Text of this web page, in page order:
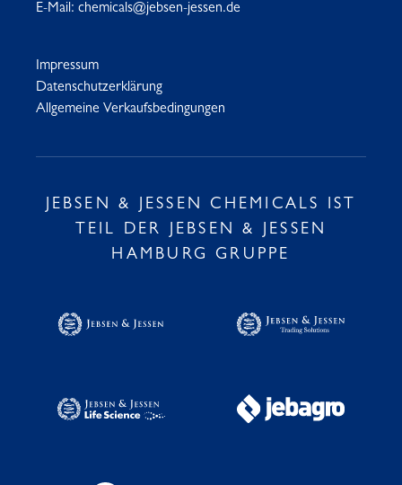
E-Mail: chemicals@jebsen-jessen.de
Impressum
Datenschutzerklärung
Allgemeine Verkaufsbedingungen
JEBSEN & JESSEN CHEMICALS IST
TEIL DER JEBSEN & JESSEN
HAMBURG GRUPPE